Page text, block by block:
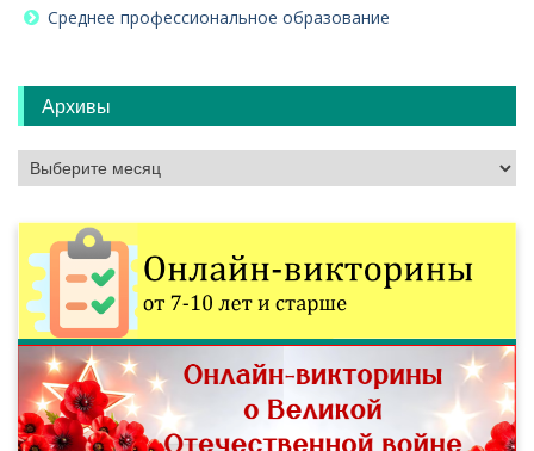
Среднее профессиональное образование
Архивы
Архивы